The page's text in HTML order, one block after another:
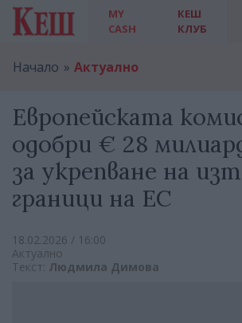
MY
CASH
КЕШ
КЛУБ
Начало Актуално
Европейската
одобри € 28
за укрепване на
граници на ЕС
18.02.2026 / 16:00
Актуално
Текст: Людмила Димова